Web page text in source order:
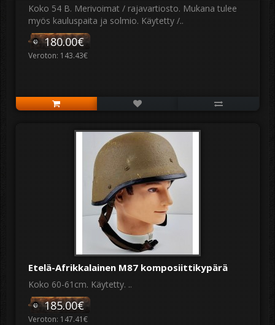
Koko 54 B. Merivoimat / rajavartiosto. Mukana tulee
myös kauluspaita ja solmio. Käytetty /..
180.00€
Veroton: 143.43€
Etelä-Afrikkalainen M87 komposiittikypärä
Koko 60-61cm. Käytetty. ..
185.00€
Veroton: 147.41€